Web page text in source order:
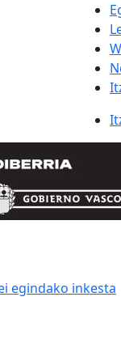
egindako inkesta